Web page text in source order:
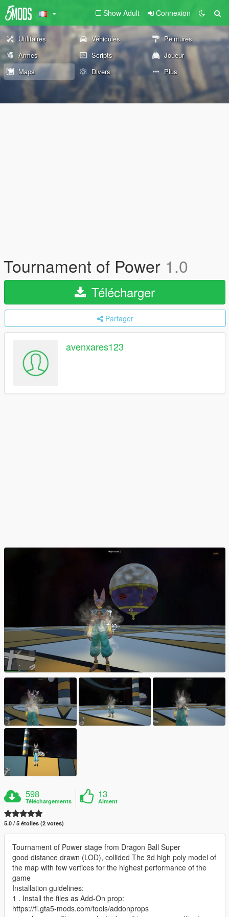
Show Adult Connexion
Utilitaires Véhicules
Peintures
Armes
Scripts
Joueur
Maps
Divers Plus
Tournament of Power 1.0
Télécharger
Partager
avenxares123
598
Téléchargements
13
Aiment
5.0 / 5 étoiles (2 votes)
Tournament of Power stage from Dragon Ball Super
good distance drawn (LOD), collided The 3d high poly model of
the map with few vertices for the highest performance of the
game
Installation guidelines:
1 . Install the files as Add-On prop:
https://fi.gta5-mods.com/tools/addonprops